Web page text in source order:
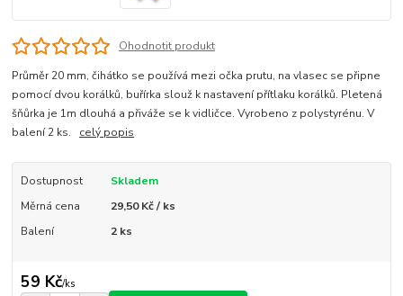
Ohodnotit produkt
Průměr 20 mm, čihátko se používá mezi očka prutu, na vlasec se připne
pomocí dvou korálků, buřírka slouž k nastavení přítlaku korálků. Pletená
šňůrka je 1m dlouhá a přiváže se k vidličce. Vyrobeno z polystyrénu. V
balení 2 ks. celý popis
Dostupnost
Skladem
Měrná cena
29,50 Kč / ks
Balení
2 ks
59 Kč/ks